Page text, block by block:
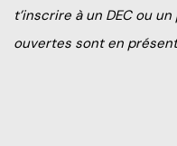
t’inscrire à un DEC ou
ouvertes sont en